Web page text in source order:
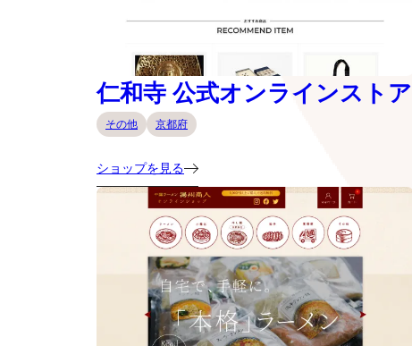
仁和寺 公式オンラインストア
その他 京都府
ショップを見る